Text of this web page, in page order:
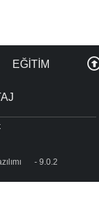
EĞİTİM
- 9.0.2